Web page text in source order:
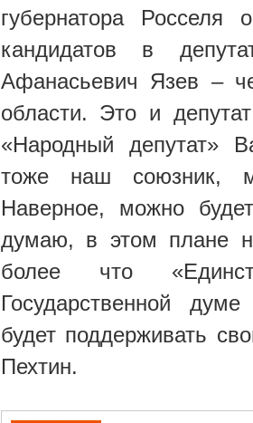
губернатора
кандидатов в
Афанасьевич Язев –
области. Это и
«Народный депутат»
тоже наш союзник,
Наверное, можно
думаю, в этом плане
более что
Государственной
будет поддерживать
Пехтин.